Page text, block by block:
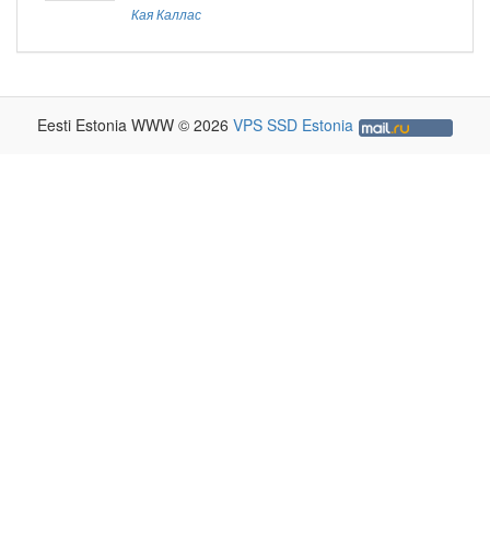
Кая Каллас
Eesti Estonia WWW © 2026 VPS SSD Estonia